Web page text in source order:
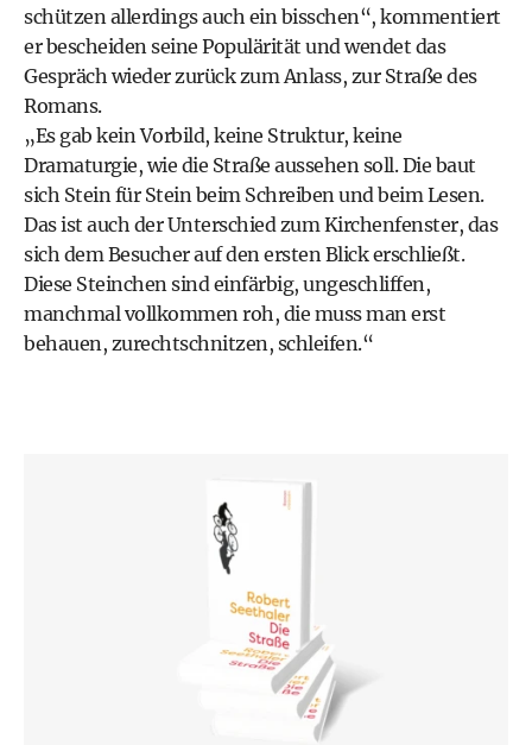
schützen allerdings auch ein bisschen“, kommentiert
er bescheiden seine Populärität und wendet das
Gespräch wieder zurück zum Anlass, zur Straße des
Romans.
„Es gab kein Vorbild, keine Struktur, keine
Dramaturgie, wie die Straße aussehen soll. Die baut
sich Stein für Stein beim Schreiben und beim Lesen.
Das ist auch der Unterschied zum Kirchenfenster, das
sich dem Besucher auf den ersten Blick erschließt.
Diese Steinchen sind einfärbig, ungeschliffen,
manchmal vollkommen roh, die muss man erst
behauen, zurechtschnitzen, schleifen.“